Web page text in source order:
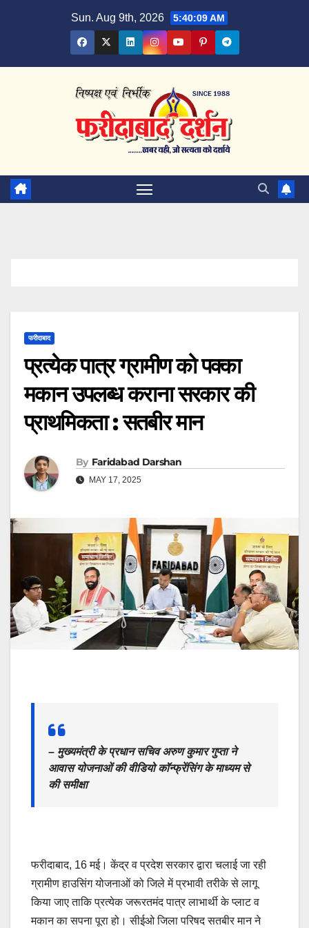
Sun. Aug 9th, 2026 5:40:09 AM
फरीदाबाद
प्रत्येक पात्र ग्रामीण को पक्का
मकान उपलब्ध कराना सरकार की
प्राथमिकता : सतबीर मान
By Faridabad Darshan
MAY 17, 2025
– मुख्यमंत्री के प्रधान सचिव अरुण कुमार गुप्ता ने
आवास योजनाओं की वीडियो कॉन्फ्रेंसिंग के माध्यम से
की समीक्षा
फरीदाबाद, 16 मई। केंद्र व प्रदेश सरकार द्वारा चलाई जा रही
ग्रामीण हाउसिंग योजनाओं को जिले में प्रभावी तरीके से लागू
किया जाए ताकि प्रत्येक जरूरतमंद पात्र लाभार्थी के प्लाट व
मकान का सपना पूरा हो। सीईओ जिला परिषद सतबीर मान ने